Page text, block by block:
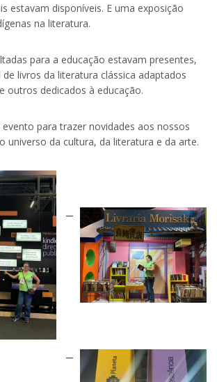
estavam disponíveis. E uma exposição
na literatura.
para a educação estavam presentes,
livros da literatura clássica adaptados
outros dedicados à educação.
para trazer novidades aos nossos
universo da cultura, da literatura e da arte.